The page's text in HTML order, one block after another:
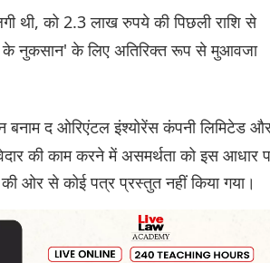
थी, को 2.3 लाख रुपये की पिछली राशि से
के नुकसान' के लिए अतिरिक्त रूप से मुआवजा
बनाम द ओरिएंटल इंश्योरेंस कंपनी लिमिटेड
की काम करने में असमर्थता को इस आधार
ओर से कोई पत्र प्रस्तुत नहीं किया गया।